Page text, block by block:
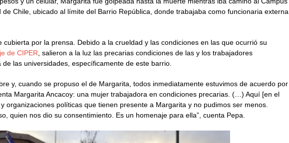
de Chile, ubicado al límite del Barrio República, donde trabajaba como funcionaria externa
cubierta por la prensa. Debido a la crueldad y las condiciones en las que ocurrió su
de CIPER, salieron a la luz las precarias condiciones de las y los trabajadores
las universidades, específicamente de este barrio.
y, cuando se propuso el de Margarita, todos inmediatamente estuvimos de acuerdo por
Margarita Ancacoy: una mujer trabajadora en condiciones precarias. (…) Aquí [en el
organizaciones políticas que tienen presente a Margarita y no pudimos ser menos.
quien nos dio su consentimiento. Es un homenaje para ella”, cuenta Pepa.